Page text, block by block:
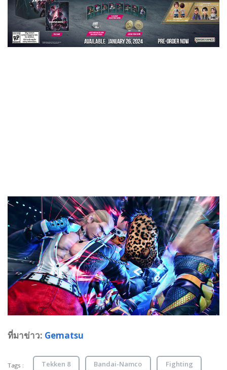
ที่มาข่าว: Gematsu
Tags : Tekken 8 Bandai-Namco Fighting